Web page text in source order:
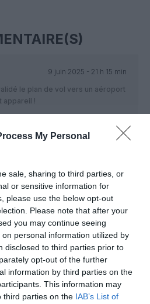
My Personal
sale, sharing to third parties, or
or sensitive information for
please use the below opt-out
Please note that after your
you may continue seeing
personal information utilized by
disclosed to third parties prior to
opt-out of the further
information by third parties on the
This information may
third parties on the IAB’s List of
9 juin 2025 - 21 h 15 min
le plan de vol vers un aéroport
appareil !
10 juin 2025 - 12 h 22 min
en projet sa ligne Philadephie –
très bizarre en ce moment..
RÉPONDRE
aérien de l’aéroport d’arrivée,
décoller